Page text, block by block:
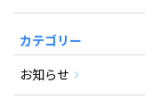
カテゴリー
お知らせ